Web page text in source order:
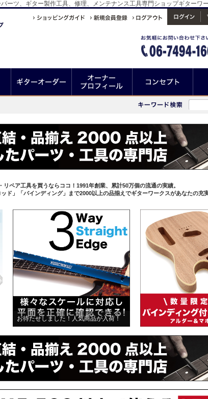
、ギター製作工具、修理、メンテナンス工具専門ショップギターワ
リペア工具を買うならココ！1991年創業、累計50万個の流通の実績。
ド」「バインディング」まで2000以上の品揃えでギターワークスがあなたの充
お待たせしました！人気商品が入荷！